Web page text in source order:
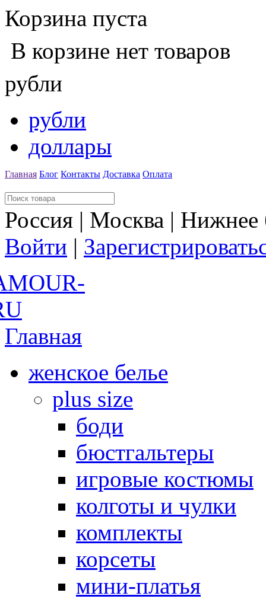
Корзина пуста
В корзине нет товаров
рубли
рубли
доллары
Главная Блог Контакты Доставка Оплата
Россия | Москва |
Войти |
Главная
женское белье
plus size
боди
бюстгальтеры
игровые костюмы
колготы и чулки
комплекты
корсеты
мини-платья